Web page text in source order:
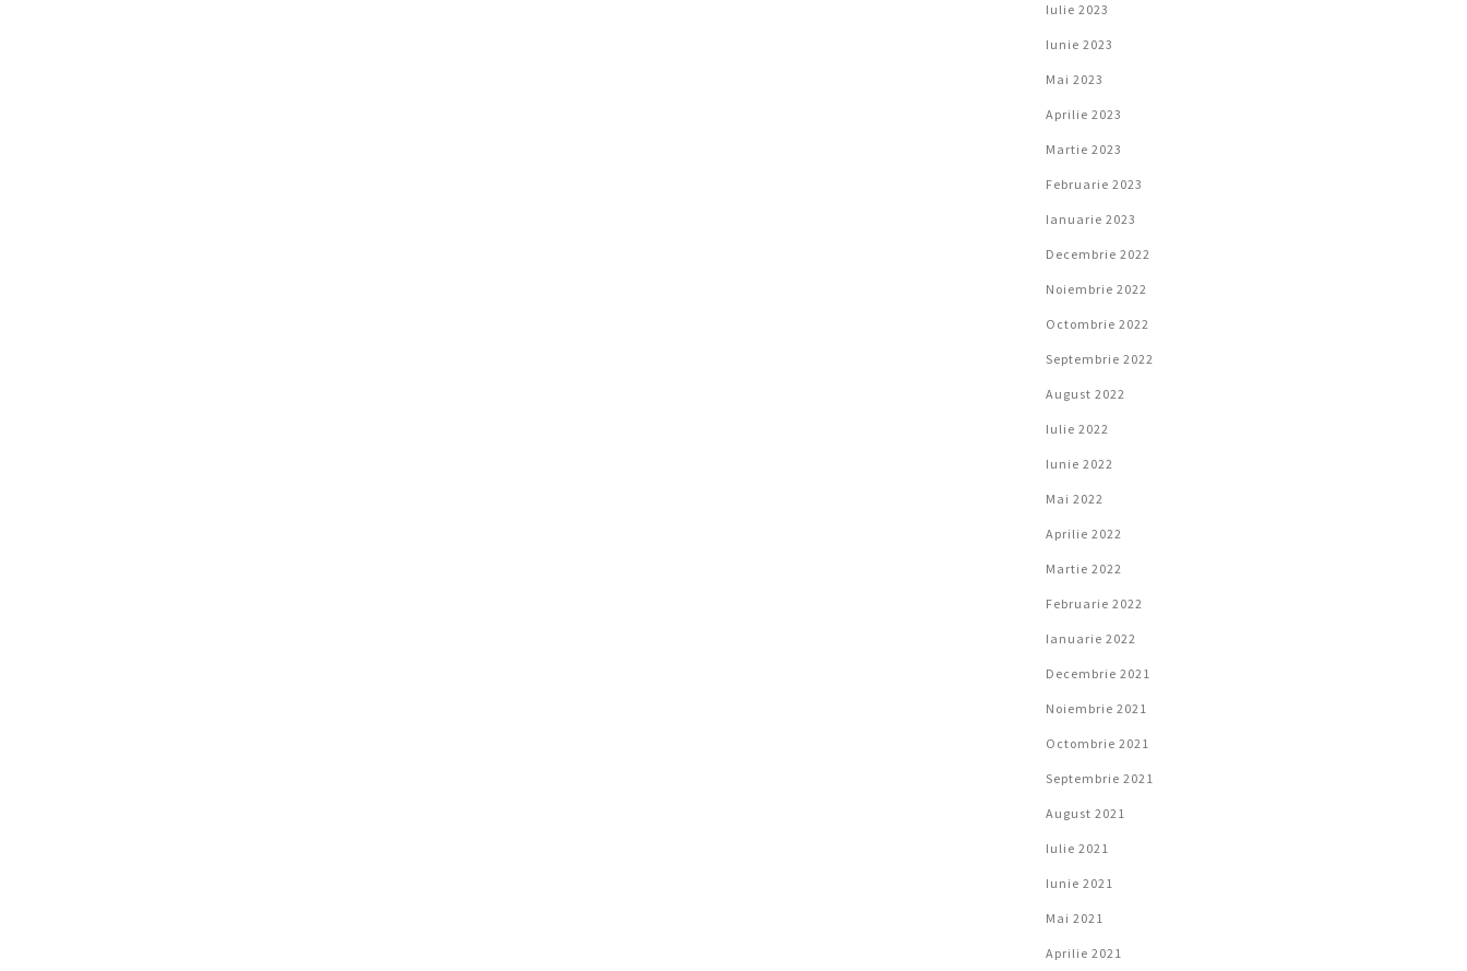
Iulie 2023
Iunie 2023
Mai 2023
Aprilie 2023
Martie 2023
Februarie 2023
Ianuarie 2023
Decembrie 2022
Noiembrie 2022
Octombrie 2022
Septembrie 2022
August 2022
Iulie 2022
Iunie 2022
Mai 2022
Aprilie 2022
Martie 2022
Februarie 2022
Ianuarie 2022
Decembrie 2021
Noiembrie 2021
Octombrie 2021
Septembrie 2021
August 2021
Iulie 2021
Iunie 2021
Mai 2021
Aprilie 2021